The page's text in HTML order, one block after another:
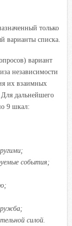
только
варианты списка.
вариант
независимости
их взаимных
дальнейшего
9 шкал:
события;
силой.